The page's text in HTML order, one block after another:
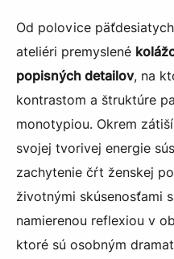
Od polovice
ateliéri premyslené
popisných detailov, na
kontrastom a štruktúre
monotypiou. Okrem
svojej tvorivej energie
zachytenie čŕt ženskej
životnými skúsenosťami
namierenou reflexiou v
ktoré sú osobným